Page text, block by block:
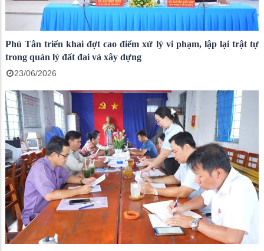
Phú Tân triển khai đợt cao điểm xử lý vi phạm, lập lại trật tự
trong quản lý đất đai và xây dựng
23/06/2026